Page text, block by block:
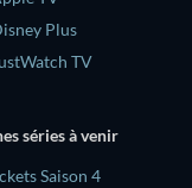
Plus
TV
séries à venir
Saison 4